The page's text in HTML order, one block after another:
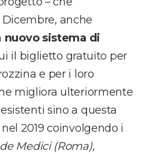
anche
nuovo sistema di
il biglietto gratuito per
e per i loro
migliora ulteriormente
sino a questa
2019 coinvolgendo i
Medici (Roma),